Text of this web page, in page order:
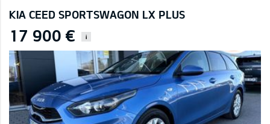
KIA CEED SPORTSWAGON LX PLUS
17 900 € i